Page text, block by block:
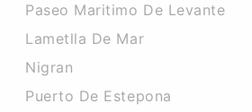
Paseo Maritimo De Levante
Lametlla De Mar
Nigran
Puerto De Estepona